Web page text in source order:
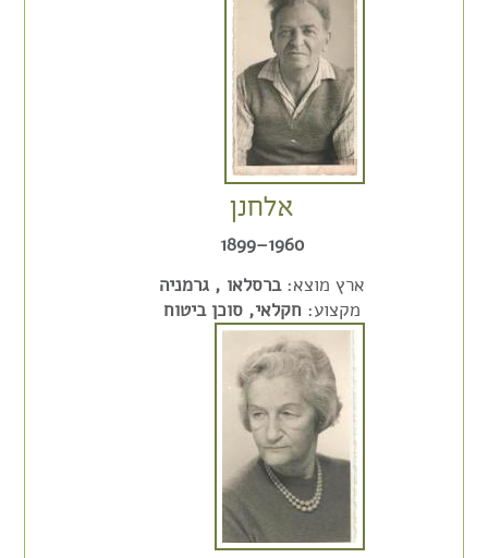
אלחנן
1960–1899
ארץ מוצא:ברסלאו , גרמניה
מקצוע: חקלאי, סוכן ביטוח